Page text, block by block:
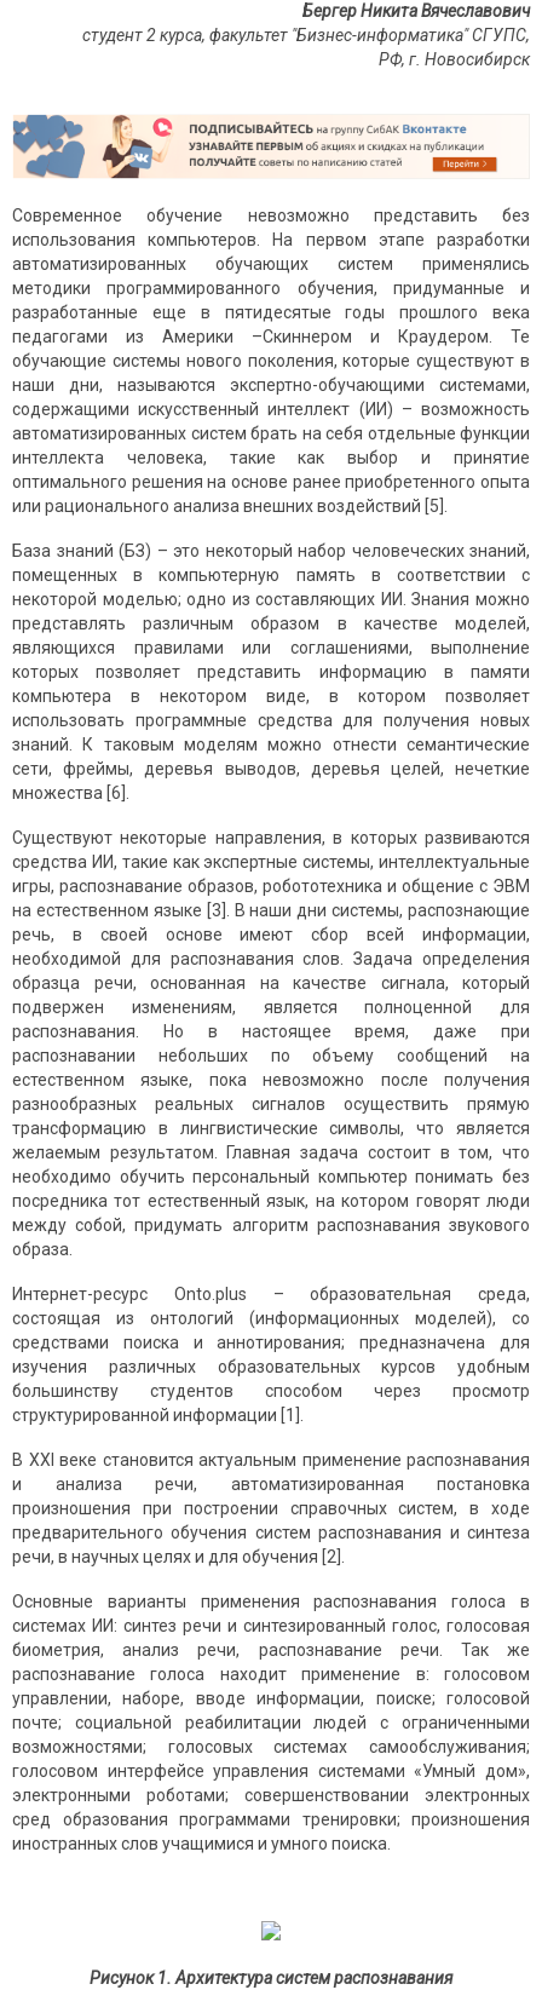
Бергер Никита Вячеславович
студент 2 курса, факультет "Бизнес-информатика" СГУПС,
РФ, г. Новосибирск
Современное обучение невозможно представить без
использования компьютеров. На первом этапе разработки
автоматизированных обучающих систем применялись
методики программированного обучения, придуманные и
разработанные еще в пятидесятые годы прошлого века
педагогами из Америки –Скиннером и Краудером. Те
обучающие системы нового поколения, которые существуют в
наши дни, называются экспертно-обучающими системами,
содержащими искусственный интеллект (ИИ) – возможность
автоматизированных систем брать на себя отдельные функции
интеллекта человека, такие как выбор и принятие
оптимального решения на основе ранее приобретенного опыта
или рационального анализа внешних воздействий [5].
База знаний (БЗ) – это некоторый набор человеческих знаний,
помещенных в компьютерную память в соответствии с
некоторой моделью; одно из составляющих ИИ. Знания можно
представлять различным образом в качестве моделей,
являющихся правилами или соглашениями, выполнение
которых позволяет представить информацию в памяти
компьютера в некотором виде, в котором позволяет
использовать программные средства для получения новых
знаний. К таковым моделям можно отнести семантические
сети, фреймы, деревья выводов, деревья целей, нечеткие
множества [6].
Существуют некоторые направления, в которых развиваются
средства ИИ, такие как экспертные системы, интеллектуальные
игры, распознавание образов, робототехника и общение с ЭВМ
на естественном языке [3]. В наши дни системы, распознающие
речь, в своей основе имеют сбор всей информации,
необходимой для распознавания слов. Задача определения
образца речи, основанная на качестве сигнала, который
подвержен изменениям, является полноценной для
распознавания. Но в настоящее время, даже при
распознавании небольших по объему сообщений на
естественном языке, пока невозможно после получения
разнообразных реальных сигналов осуществить прямую
трансформацию в лингвистические символы, что является
желаемым результатом. Главная задача состоит в том, что
необходимо обучить персональный компьютер понимать без
посредника тот естественный язык, на котором говорят люди
между собой, придумать алгоритм распознавания звукового
образа.
Интернет-ресурс Onto.plus – образовательная среда,
состоящая из онтологий (информационных моделей), со
средствами поиска и аннотирования; предназначена для
изучения различных образовательных курсов удобным
большинству студентов способом через просмотр
структурированной информации [1].
В XXI веке становится актуальным применение распознавания
и анализа речи, автоматизированная постановка
произношения при построении справочных систем, в ходе
предварительного обучения систем распознавания и синтеза
речи, в научных целях и для обучения [2].
Основные варианты применения распознавания голоса в
системах ИИ: синтез речи и синтезированный голос, голосовая
биометрия, анализ речи, распознавание речи. Так же
распознавание голоса находит применение в: голосовом
управлении, наборе, вводе информации, поиске; голосовой
почте; социальной реабилитации людей с ограниченными
возможностями; голосовых системах самообслуживания;
голосовом интерфейсе управления системами «Умный дом»,
электронными роботами; совершенствовании электронных
сред образования программами тренировки; произношения
иностранных слов учащимися и умного поиска.
Рисунок 1. Архитектура систем распознавания